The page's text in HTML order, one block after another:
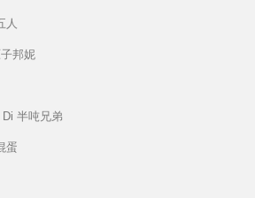
人
邦妮
半吨兄弟
蛋